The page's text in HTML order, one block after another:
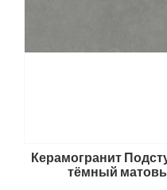
Керамогранит
тёмный